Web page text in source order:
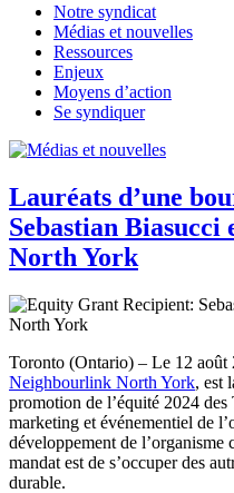
Notre syndicat
Médias et nouvelles
Ressources
Enjeux
Moyens d’action
Se syndiquer
Lauréats d’une
Sebastian
North York
Toronto (Ontario) – Le 12 août
Neighbourlink North York, est
promotion de l’équité 2024
marketing et événementiel de
développement de
mandat est de s’occuper des
durable.